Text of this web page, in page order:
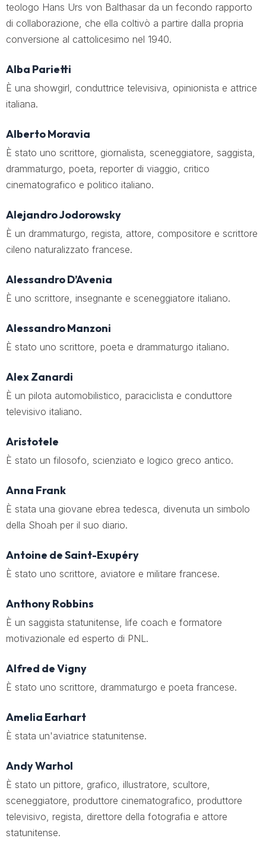
teologo Hans Urs von Balthasar da un fecondo rapporto
di collaborazione, che ella coltivò a partire dalla propria
conversione al cattolicesimo nel 1940.
Alba Parietti
È una showgirl, conduttrice televisiva, opinionista e attrice
italiana.
Alberto Moravia
È stato uno scrittore, giornalista, sceneggiatore, saggista,
drammaturgo, poeta, reporter di viaggio, critico
cinematografico e politico italiano.
Alejandro Jodorowsky
È un drammaturgo, regista, attore, compositore e scrittore
cileno naturalizzato francese.
Alessandro D’Avenia
È uno scrittore, insegnante e sceneggiatore italiano.
Alessandro Manzoni
È stato uno scrittore, poeta e drammaturgo italiano.
Alex Zanardi
È un pilota automobilistico, paraciclista e conduttore
televisivo italiano.
Aristotele
È stato un filosofo, scienziato e logico greco antico.
Anna Frank
È stata una giovane ebrea tedesca, divenuta un simbolo
della Shoah per il suo diario.
Antoine de Saint-Exupéry
È stato uno scrittore, aviatore e militare francese.
Anthony Robbins
È un saggista statunitense, life coach e formatore
motivazionale ed esperto di PNL.
Alfred de Vigny
È stato uno scrittore, drammaturgo e poeta francese.
Amelia Earhart
È stata un'aviatrice statunitense.
Andy Warhol
È stato un pittore, grafico, illustratore, scultore,
sceneggiatore, produttore cinematografico, produttore
televisivo, regista, direttore della fotografia e attore
statunitense.